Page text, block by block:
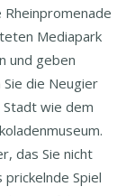
Rheinpromenade
Mediapark
und geben
die Neugier
wie dem
das Sie nicht
Spiel